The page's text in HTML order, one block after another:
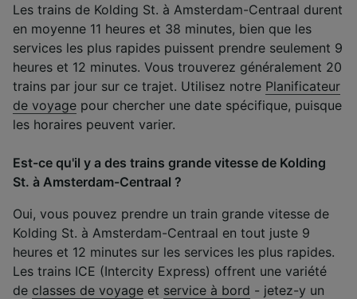
Les trains de Kolding St. à Amsterdam-Centraal durent
en moyenne 11 heures et 38 minutes, bien que les
services les plus rapides puissent prendre seulement 9
heures et 12 minutes. Vous trouverez généralement 20
trains par jour sur ce trajet. Utilisez notre Planificateur
de voyage pour chercher une date spécifique, puisque
les horaires peuvent varier.
Est-ce qu'il y a des trains grande vitesse de Kolding
St. à Amsterdam-Centraal ?
Oui, vous pouvez prendre un train grande vitesse de
Kolding St. à Amsterdam-Centraal en tout juste 9
heures et 12 minutes sur les services les plus rapides.
Les trains ICE (Intercity Express) offrent une variété
de classes de voyage et service à bord - jetez-y un